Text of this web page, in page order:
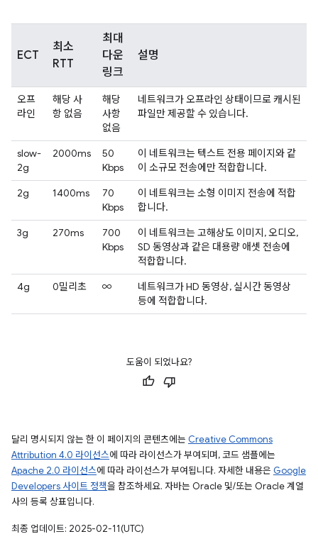
ECT
최소
RTT
최대
다운
링크
설명
오프
라인
해당 사
항 없음
해당
사항
없음
네트워크가 오프라인 상태이므로 캐시된
파일만 제공할 수 있습니다.
slow-
2g
2000ms
50
Kbps
이 네트워크는 텍스트 전용 페이지와 같
이 소규모 전송에만 적합합니다.
2g
1400ms
70
Kbps
이 네트워크는 소형 이미지 전송에 적합
합니다.
3g
270ms
700
Kbps
이 네트워크는 고해상도 이미지, 오디오,
SD 동영상과 같은 대용량 애셋 전송에
적합합니다.
4g
0밀리초 ∞
네트워크가 HD 동영상, 실시간 동영상
등에 적합합니다.
도움이 되었나요?
달리 명시되지 않는 한 이 페이지의 콘텐츠에는 Creative Commons
Attribution 4.0 라이선스에 따라 라이선스가 부여되며, 코드 샘플에는
Apache 2.0 라이선스에 따라 라이선스가 부여됩니다. 자세한 내용은 Google
Developers 사이트 정책을 참조하세요. 자바는 Oracle 및/또는 Oracle 계열
사의 등록 상표입니다.
최종 업데이트: 2025-02-11(UTC)